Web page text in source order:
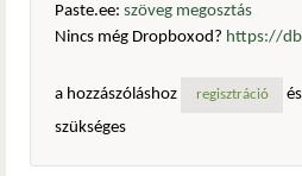
Paste.ee: szöveg megosztás
Nincs még Dropboxod? https://
a hozzászóláshoz
regisztráció és
szükséges